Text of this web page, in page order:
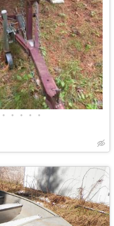
• • • • •